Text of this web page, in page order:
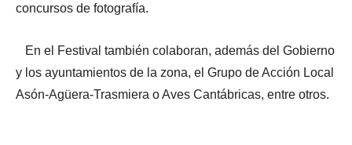
concursos de fotografía.
En el Festival también colaboran, además del Gobierno
y los ayuntamientos de la zona, el Grupo de Acción Local
Asón-Agüera-Trasmiera o Aves Cantábricas, entre otros.